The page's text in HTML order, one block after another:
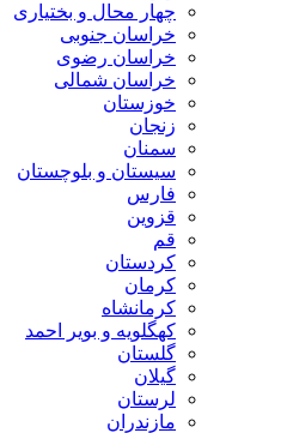
چهار محال و بختیاری
خراسان جنوبی
خراسان رضوی
خراسان شمالی
خوزستان
زنجان
سمنان
سیستان و بلوچستان
فارس
قزوین
قم
کردستان
کرمان
کرمانشاه
کهگلویه و بویر احمد
گلستان
گیلان
لرستان
مازندران